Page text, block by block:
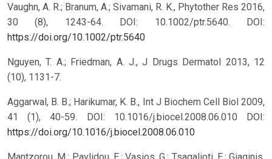
Vaughn, A. R.; Branum, A.; Sivamani, R. K., Phytother Res 2016,
30 (8), 1243-64. DOI: 10.1002/ptr.5640. DOI:
https://doi.org/10.1002/ptr.5640
Nguyen, T. A.; Friedman, A. J., J Drugs Dermatol 2013, 12
(10), 1131-7.
Aggarwal, B. B.; Harikumar, K. B., Int J Biochem Cell Biol 2009,
41 (1), 40-59. DOI: 10.1016/j.biocel.2008.06.010 DOI:
https://doi.org/10.1016/j.biocel.2008.06.010
Mantzorou, M.; Pavlidou, E.; Vasios, G.; Tsagalioti, E.; Giaginis,